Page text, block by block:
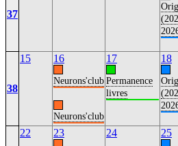
37
38
15 16
Neurons'club
Neurons'club
17
Permanence
livres
18
22 23 24 25